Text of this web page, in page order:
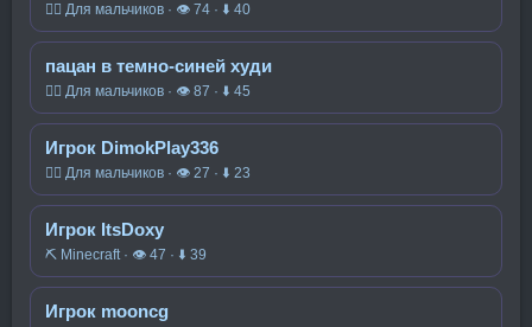
🧍‍♂️ Для мальчиков · 👁 74 · ⬇ 40
пацан в темно-синей худи
🧍‍♂️ Для мальчиков · 👁 87 · ⬇ 45
Игрок DimokPlay336
🧍‍♂️ Для мальчиков · 👁 27 · ⬇ 23
Игрок ItsDoxy
⛏️ Minecraft · 👁 47 · ⬇ 39
Игрок mooncg